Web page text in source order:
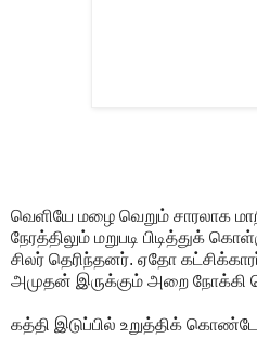
வெளியே மழை வெறும் சாரலாக
நேரத்திலும் மறுபடி பிடித்துக்
சிலர் தெரிந்தனர். ஏதோ
அமுதன் இருக்கும் அறை நோக்கி
கத்தி இடுப்பில் உறுத்திக்